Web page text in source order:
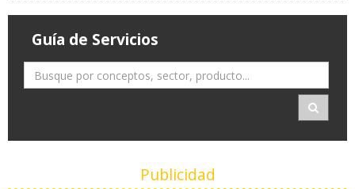
Guía de Servicios
Publicidad